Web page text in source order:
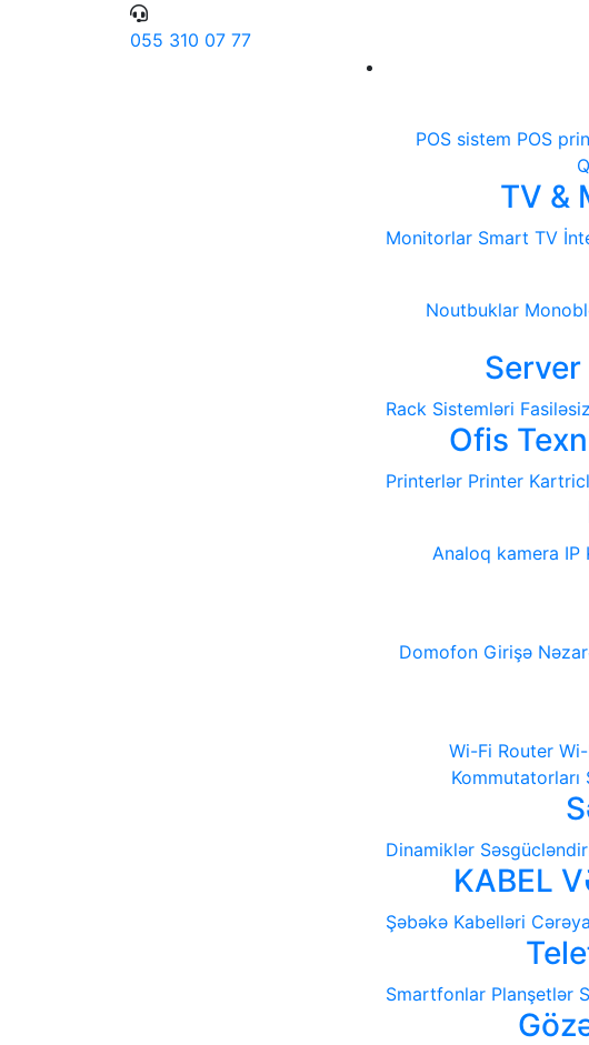
055 310 07 77
POS sistem POS
TV &
Monitorlar Smart TV
Noutbuklar
Server
Rack Sistemləri
Ofis
Printerlər Printer
Analoq kamera IP
Domofon Girişə
Wi-Fi Router
Kommutatorları
Dinamiklər
KABEL
Şəbəkə Kabelləri
Smartfonlar Planşetlər